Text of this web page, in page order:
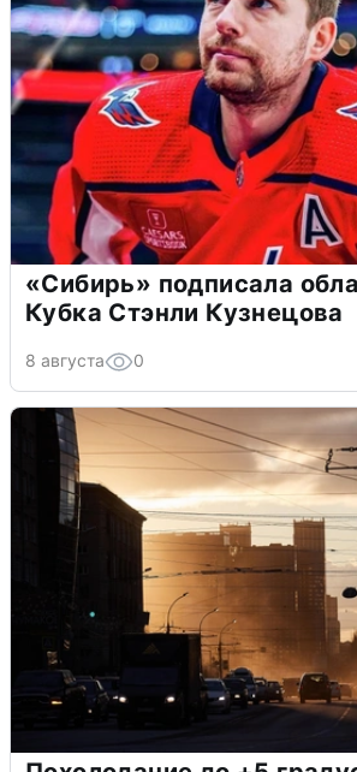
«Сибирь» подписала
Кубка Стэнли Кузнецова
8 августа 0